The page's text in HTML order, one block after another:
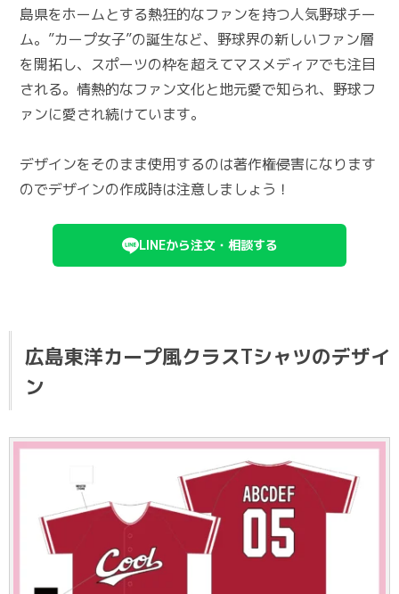
島県をホームとする熱狂的なファンを持つ人気野球チー
ム。”カープ女子”の誕生など、野球界の新しいファン層
を開拓し、スポーツの枠を超えてマスメディアでも注目
される。情熱的なファン文化と地元愛で知られ、野球フ
ァンに愛され続けています。
デザインをそのまま使用するのは著作権侵害になります
のでデザインの作成時は注意しましょう！
LINEから注文・相談する
広島東洋カープ風クラスTシャツのデザイ
ン